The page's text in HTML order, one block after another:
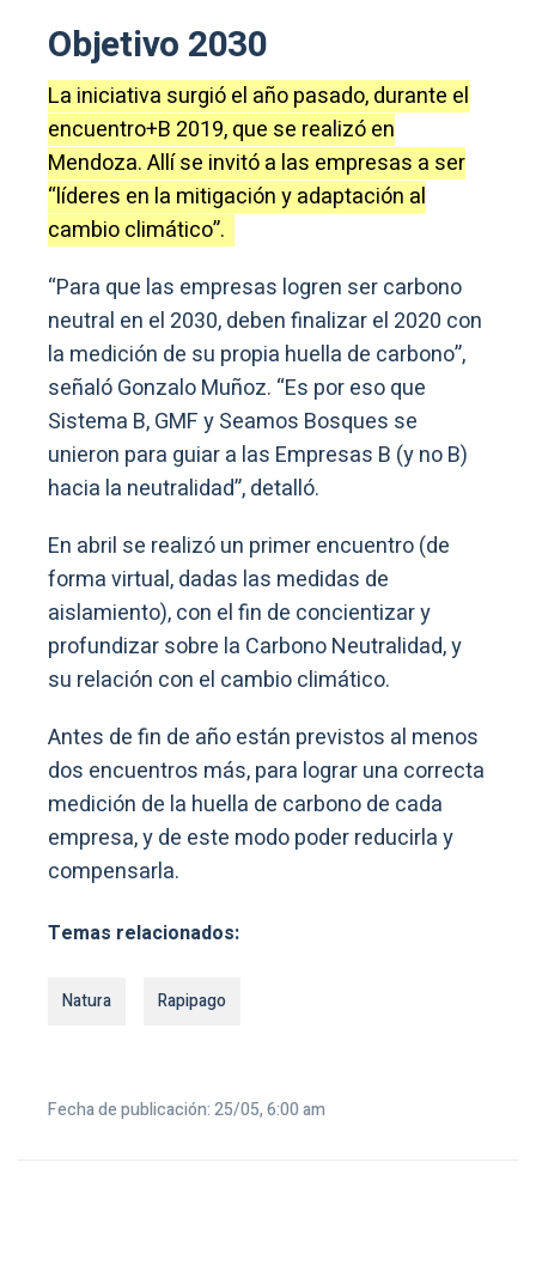
Objetivo 2030
La iniciativa surgió el año pasado, durante el
encuentro+B 2019, que se realizó en
Mendoza. Allí se invitó a las empresas a ser
“líderes en la mitigación y adaptación al
cambio climático”.
“Para que las empresas logren ser carbono
neutral en el 2030, deben finalizar el 2020 con
la medición de su propia huella de carbono”,
señaló Gonzalo Muñoz. “Es por eso que
Sistema B, GMF y Seamos Bosques se
unieron para guiar a las Empresas B (y no B)
hacia la neutralidad”, detalló.
En abril se realizó un primer encuentro (de
forma virtual, dadas las medidas de
aislamiento), con el fin de concientizar y
profundizar sobre la Carbono Neutralidad, y
su relación con el cambio climático.
Antes de fin de año están previstos al menos
dos encuentros más, para lograr una correcta
medición de la huella de carbono de cada
empresa, y de este modo poder reducirla y
compensarla.
Temas relacionados:
Natura Rapipago
Fecha de publicación: 25/05, 6:00 am